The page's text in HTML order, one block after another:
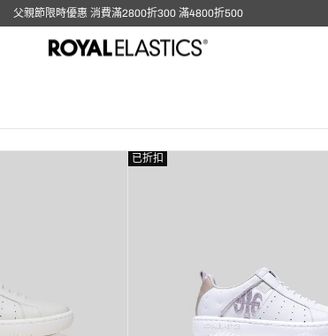
父親節限時優惠 消費滿2800折300 滿4800折500
已折扣